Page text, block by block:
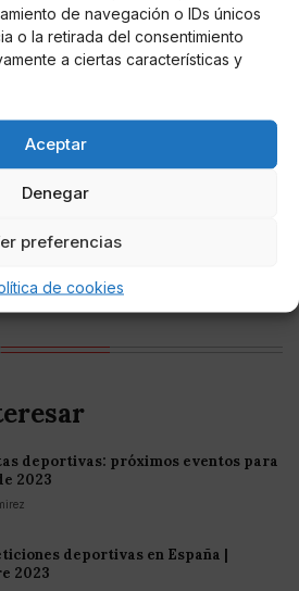
de navegación o IDs únicos
o la retirada del consentimiento
a ciertas características y
Aceptar
Denegar
preferencias
de cookies
Casinos Online con Bitcoin y
casinos online con
y Bitcoin en México 2025
regresa para iOS en la Unión
deportivas: próximos eventos para
2023
deportivas en España |
2023